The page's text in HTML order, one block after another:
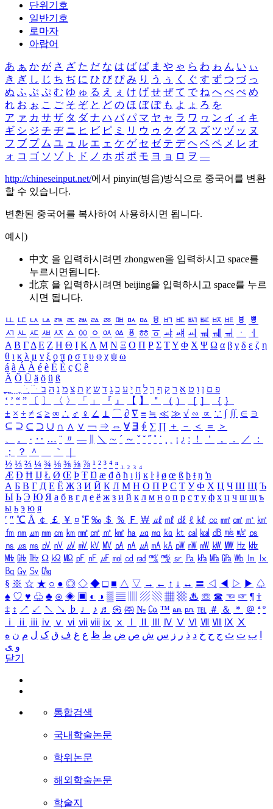
단위기호
일반기호
로마자
아랍어
あ ぁ か が さ ざ た だ な は ば ぱ ま や ゃ ら わ ゎ ん い ぃ
き ぎ し じ ち ぢ に ひ び ぴ み り う ぅ く ぐ す ず つ づ っ
ぬ ふ ぶ ぷ む ゆ ゅ る え ぇ け げ せ ぜ て で ね へ べ ぺ め
れ お ぉ こ ご そ ぞ と ど の ほ ぼ ぽ も よ ょ ろ を
ア ァ カ サ ザ タ ダ ナ ハ バ パ マ ヤ ャ ラ ワ ヮ ン イ ィ キ
ギ シ ジ チ ヂ ニ ヒ ビ ピ ミ リ ウ ゥ ク グ ス ズ ツ ヅ ッ ヌ
フ ブ プ ム ユ ュ ル エ ェ ケ ゲ セ ゼ テ デ ヘ ベ ペ メ レ オ
ォ コ ゴ ソ ゾ ト ド ノ ホ ボ ポ モ ヨ ョ ロ ヲ ―
http://chineseinput.net/에서 pinyin(병음)방식으로 중국어를 변환
할 수 있습니다.
변환된 중국어를 복사하여 사용하시면 됩니다.
예시)
中文 을 입력하시려면 zhongwen을 입력하시고 space를
누르시면됩니다.
北京 을 입력하시려면 beijing을 입력하시고 space를 누르
시면 됩니다.
ㅥ ㅦ ㅧ ㅨ ㅩ ㅪ ㅫ ㅬ ㅭ ㅮ ㅯ ㅰ ㅱ ㅲ ㅳ ㅴ ㅵ ㅶ ㅷ ㅸ
ㅹ
ㅺ ㅻ ㅼ ㅽ ㅾ ㅿ ㆀ ㆁ ㆂ ㆃ ㆄ ㆅ ㆆ ㆇ ㆈ ㆉ ㆊ ㆋ ㆌ ㆍ
ㆎ
Α Β ΓΔ Ε Ζ Η Θ Ι ΚΛ Μ Ν Ξ Ο Π Ρ Σ ΤΥ Φ Χ Ψ Ω α β γ δ ε ζ η
θ ι κ λ μ ν ξ ο π ρ σ τ υ φ χ ψ ω
á à Á À é è É È ç Ç ê
Ä Ö Ü ä ö ü ß
ִֶֹ ֻּ ׁׂ פ ם ן ו ט א ר ק ף ך ל ח י ע כ ג ד ש ץ ת צ מ נ ה ב
‘ ’ “ ” 〔 〕 〈 〉 「 」 『 』 【 】 ＂ （ ） ［ ］ ｛ ｝
± × ÷ ≠ ≤ ≥ ∞ ∴ ♂ ♀ ∠ ⊥ ⌒ ∂ ∇ ≡ ≒ ≪ ≫ √ ∽ ∝ ∵ ∫ ∬ ∈ ∋
⊆ ⊇ ⊂ ⊃ ∪ ∩ ∧ ∨ ￢ ⇒ ⇔ ∀ ∃ ∮ ∑ ∏ ＋ － ＜ ＝
＞
、
。 · ‥ … ¨ 〃 ― ＼ ∼ ´ ～ ˇ ˘ ˝ ˚ ˙ ¸ ¡ ¿ ː ！ ＇ ， ． ／
：
；
？ ＾ ｀
½ ⅓ ⅔ ¼ ¾ ⅛ ⅜ ⅝ ⅞ ¹ ² ³ ⁴ ⁿ ₁ ₂ ₃ ₄
Æ Ð Ħ Ĳ Ł Ø Œ Þ Ŧ Ŋ æ đ ð ħ ı ĳ ĸ ŀ ł ø œ ß þ ŧ ŋ ŉ
А Б В Г Д Е Ё Ж З И Й К Л М Н О П Р С Т У Ф Х Ц Ч Ш Щ Ъ
Ы Ь Э Ю Я а б в г д е ё ж з и й к л м н о п р с т у ф х ц ч ш щ ъ
ы ь э ю я
′ ″ ℃ Å ￠ ￡ ￥ ¤ ℉ ‰ ＄ ％ Ｆ ￦ ㎕ ㎖ ㎗ ℓ ㎘ ㏄ ㎣ ㎤ ㎥ ㎦
㎙ ㎚ ㎛ ㎜ ㎝ ㎞ ㎟ ㎠ ㎡ ㎢ ㏊ ㎍ ㎎ ㎏ ㏏ ㎈ ㎉ ㏈ ㎧ ㎨ ㎰
㎱ ㎲ ㎳ ㎴ ㎵ ㎶ ㎷ ㎸ ㎹ ㎀ ㎁ ㎂ ㎃ ㎄ ㎺ ㎻ ㎽ ㎾ ㎿ ㎐ ㎑
㎒ ㎓ ㎔ Ω ㏀ ㏁ ㎊ ㎋ ㎌ ㏖ ㏅ ㎭ ㎮ ㎯ ㏛ ㎩ ㎪ ㎫ ㎬ ㏝ ㏐
㏓
㏃ ㏉ ㏜ ㏆
§ ※ ☆ ★ ○ ● ◎ ◇ ◆ □ ■ △ ▽ → ← ↑ ↓ ↔ 〓 ◁ ◀ ▷ ▶ ♤
♠ ♡ ♥ ♧ ♣ ⊙ ◈ ▣ ◐ ◑ ▒ ▤ ▨ ▧ ▦ ▩ ♨ ☏ ☎ ☜ ☞ ¶ †
‡ ↕ ↗ ↙ ↖ ↘ ♭ ♩ ♪ ♬ ㉿ ㈜ № ㏇ ™ ㏂ ㏘ ℡ ＃ ＆ ＊ ＠ ª º
ⅰ
ⅱ ⅲ ⅳ ⅴ ⅵ ⅶ ⅷ ⅸ ⅹ Ⅳ Ⅴ Ⅵ Ⅶ Ⅷ Ⅸ Ⅹ
ب ت ث ج ح خ د ذ ر ز س ش ص ض ط ظ ع غ ف ق ک ل م ن ه
و ی
닫기
통합검색
국내학술논문
학위논문
해외학술논문
학술지